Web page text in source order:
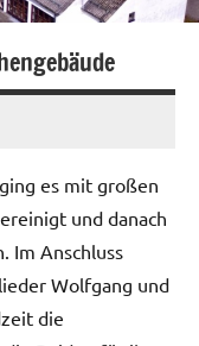
es mit großen
und danach
Im Anschluss
Wolfgang und
die